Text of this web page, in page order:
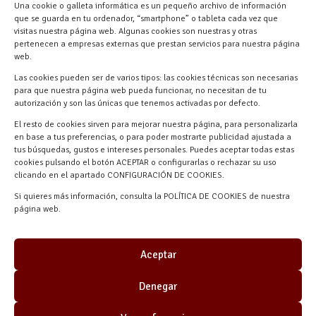
Una cookie o galleta informática es un pequeño archivo de información
que se guarda en tu ordenador, “smartphone” o tableta cada vez que
visitas nuestra página web. Algunas cookies son nuestras y otras
pertenecen a empresas externas que prestan servicios para nuestra página
web.
Las cookies pueden ser de varios tipos: las cookies técnicas son necesarias
para que nuestra página web pueda funcionar, no necesitan de tu
autorización y son las únicas que tenemos activadas por defecto.
El resto de cookies sirven para mejorar nuestra página, para personalizarla
en base a tus preferencias, o para poder mostrarte publicidad ajustada a
tus búsquedas, gustos e intereses personales. Puedes aceptar todas estas
cookies pulsando el botón ACEPTAR o configurarlas o rechazar su uso
clicando en el apartado CONFIGURACIÓN DE COOKIES.
Si quieres más información, consulta la POLÍTICA DE COOKIES de nuestra
página web.
Aceptar
Denegar
Materiales Manuel Martín Ctra.
Turégano-Navas de Oro, 47, 40280
Navalmanzano, Segovia, ESPAÑA
Desarrollado por